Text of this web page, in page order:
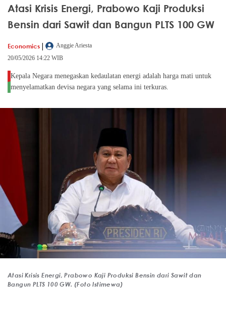
Atasi Krisis Energi, Prabowo Kaji Produksi
Bensin dari Sawit dan Bangun PLTS 100 GW
Economics |
Anggie Ariesta
20/05/2026 14:22 WIB
Kepala Negara menegaskan kedaulatan energi adalah harga mati untuk
menyelamatkan devisa negara yang selama ini terkuras.
Atasi Krisis Energi, Prabowo Kaji Produksi Bensin dari Sawit dan
Bangun PLTS 100 GW. (Foto Istimewa)